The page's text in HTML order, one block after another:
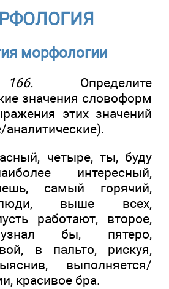
морфологии
Определите
значения словоформ
этих значений
аналитические).
четыре, ты, буду
интересный,
самый горячий,
выше всех,
работают, второе,
бы, пятеро,
в пальто, рискуя,
выполняется/
красивое бра.